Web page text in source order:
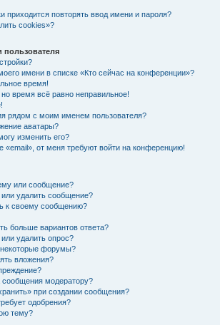
приходится повторять ввод имени и пароля?
cookies»?
пользователя
имени в списке «Кто сейчас на конференции»?
время!
время всё равно неправильное!
рядом с моим именем пользователя?
аватары?
изменить его?
«email», от меня требуют войти на конференцию!
или сообщение?
или удалить сообщение?
к своему сообщению?
больше вариантов ответа?
удалить опрос?
форумы?
вложения?
сообщения модератору?
при создании сообщения?
одобрения?
тему?